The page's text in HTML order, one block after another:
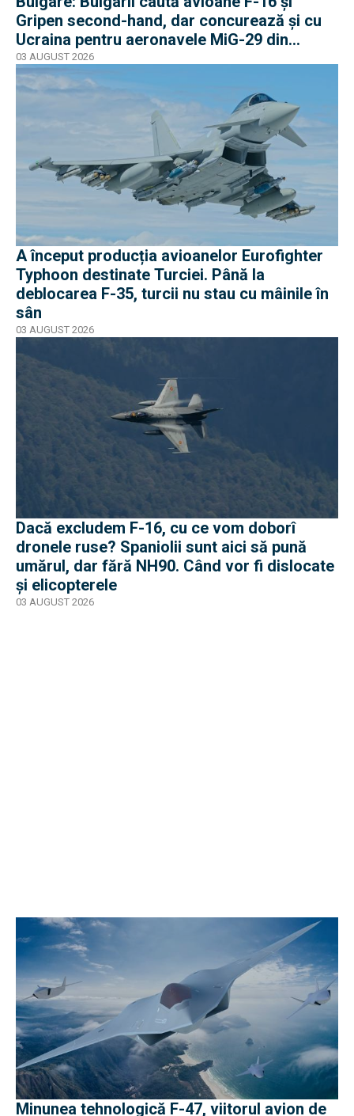
Gripen second-hand, dar concurează și cu
Ucraina pentru aeronavele MiG-29 din
Polonia
03 AUGUST 2026
A început producția avioanelor Eurofighter
Typhoon destinate Turciei. Până la
deblocarea F-35, turcii nu stau cu mâinile în
sân
03 AUGUST 2026
Dacă excludem F-16, cu ce vom doborî
dronele ruse? Spaniolii sunt aici să pună
umărul, dar fără NH90. Când vor fi dislocate
și elicopterele
03 AUGUST 2026
Minunea tehnologică F-47, viitorul avion de